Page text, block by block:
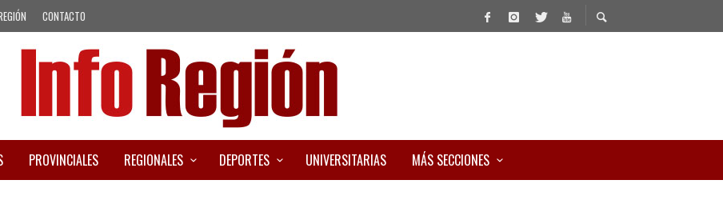
CONTACTO
PROVINCIALES REGIONALES DEPORTES UNIVERSITARIAS MÁS SECCIONES